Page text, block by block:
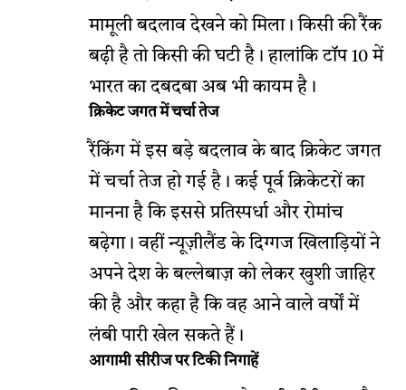
मामूली बदलाव देखने को मिला। किसी की रैंक
बढ़ी है तो किसी की घटी है। हालांकि टॉप 10 में
भारत का दबदबा अब भी कायम है।
क्रिकेट जगत में चर्चा तेज
रैंकिंग में इस बड़े बदलाव के बाद क्रिकेट जगत
में चर्चा तेज हो गई है। कई पूर्व क्रिकेटरों का
मानना है कि इससे प्रतिस्पर्धा और रोमांच
बढ़ेगा। वहीं न्यूज़ीलैंड के दिग्गज खिलाड़ियों ने
अपने देश के बल्लेबाज़ को लेकर खुशी जाहिर
की है और कहा है कि वह आने वाले वर्षों में
लंबी पारी खेल सकते हैं।
आगामी सीरीज पर टिकी निगाहें